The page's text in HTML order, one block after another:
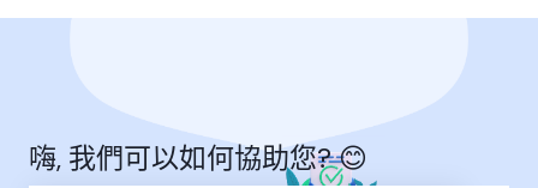
嗨, 我們可以如何協助您? 😊